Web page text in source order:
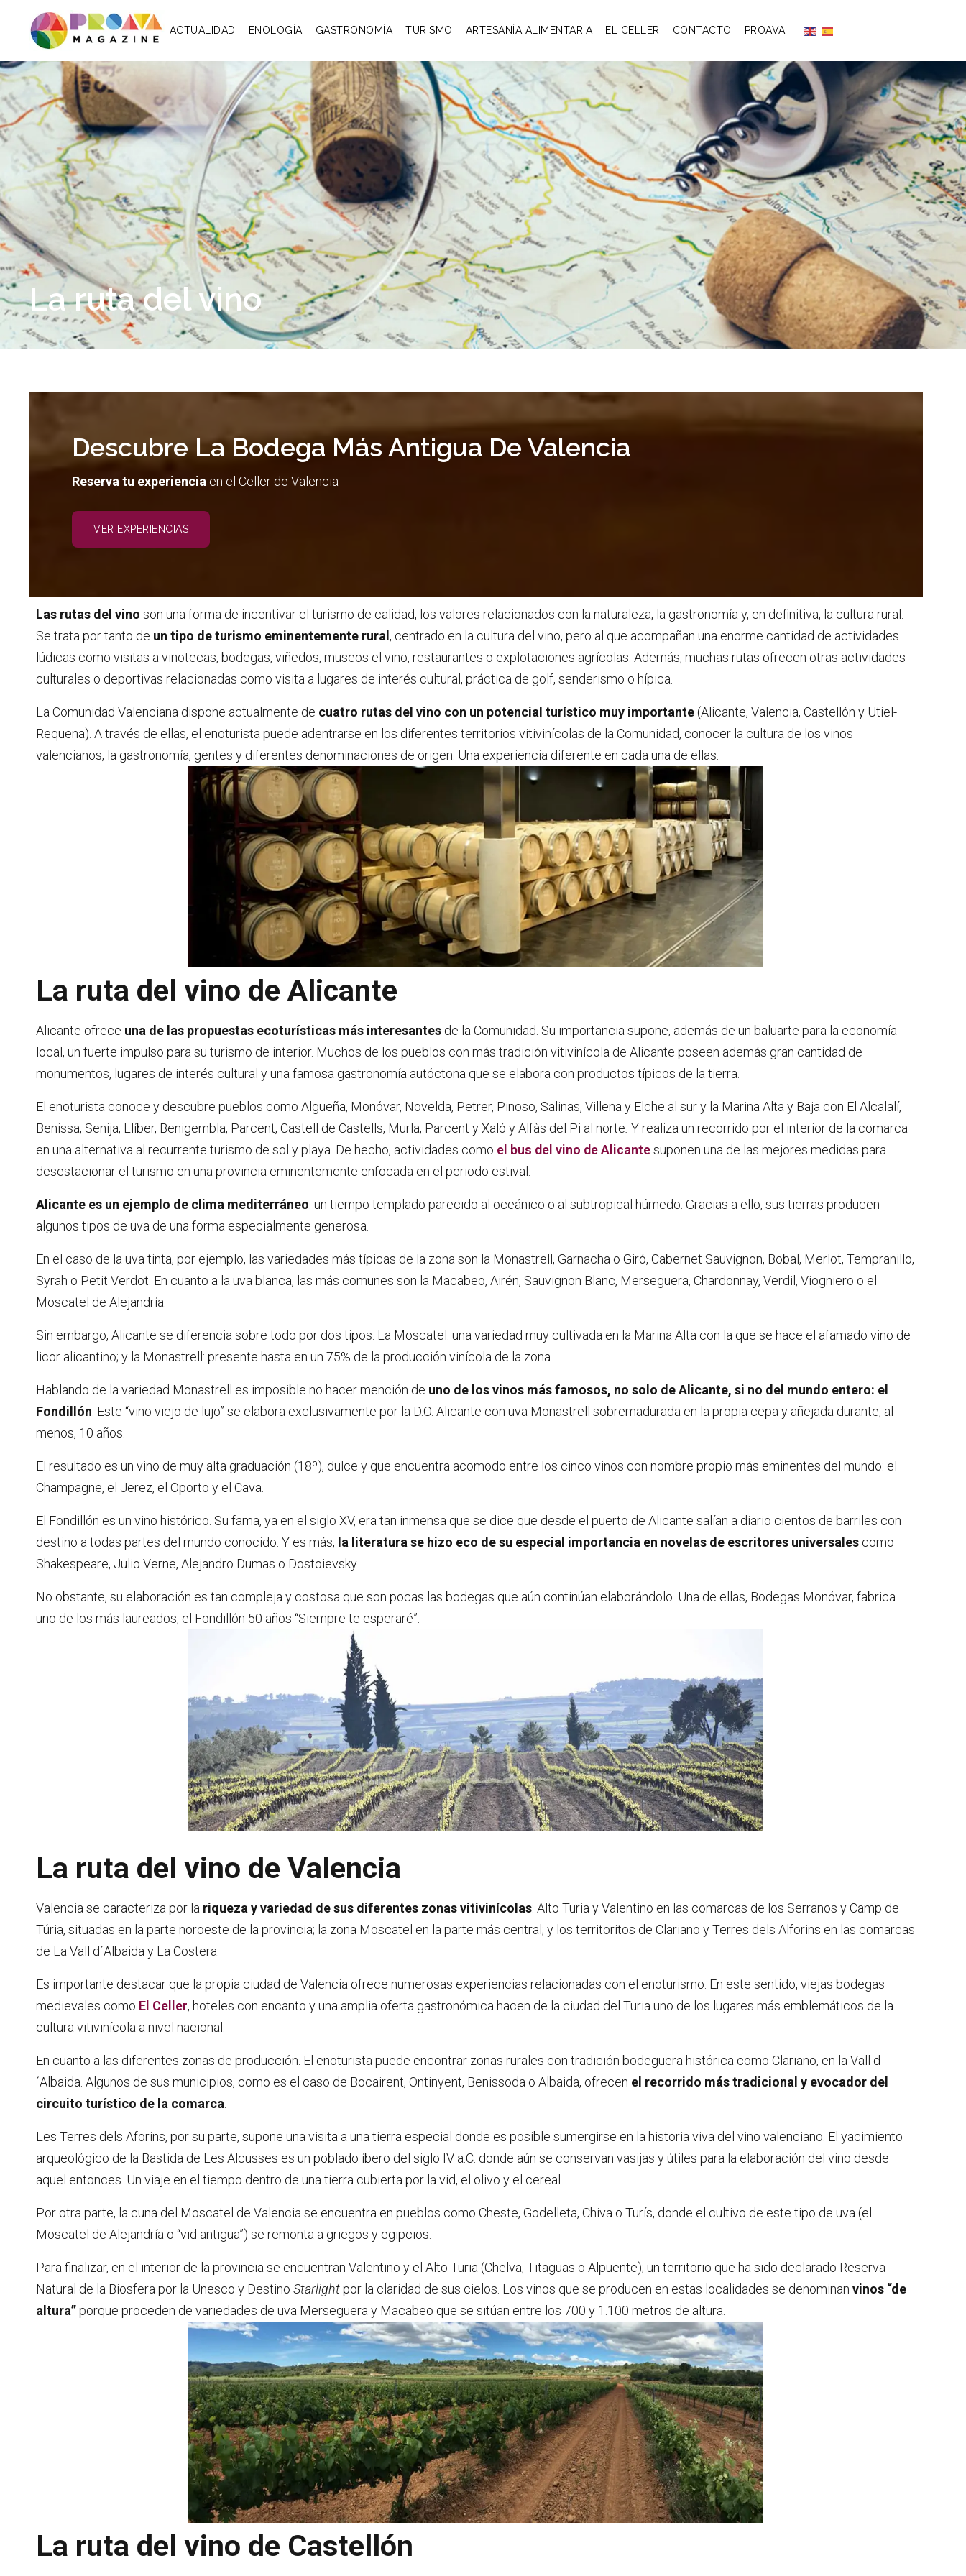
ACTUALIDAD ENOLOGÍA GASTRONOMÍA TURISMO ARTESANÍA ALIMENTARIA EL CELLER CONTACTO PROAVA
La ruta del vino
Descubre La Bodega Más Antigua De Valencia
Reserva tu experiencia en el Celler de Valencia
VER EXPERIENCIAS
Las rutas del vino son una forma de incentivar el turismo de calidad, los valores relacionados con la naturaleza, la gastronomía y, en definitiva, la cultura rural.
Se trata por tanto de un tipo de turismo eminentemente rural , centrado en la cultura del vino, pero al que acompañan una enorme cantidad de actividades
lúdicas como visitas a vinotecas, bodegas, viñedos, museos el vino, restaurantes o explotaciones agrícolas. Además, muchas rutas ofrecen otras actividades
culturales o deportivas relacionadas como visita a lugares de interés cultural, práctica de golf, senderismo o hípica.
La Comunidad Valenciana dispone actualmente de cuatro rutas del vino con un potencial turístico muy importante (Alicante, Valencia, Castellón y Utiel-
Requena). A través de ellas, el enoturista puede adentrarse en los diferentes territorios vitivinícolas de la Comunidad, conocer la cultura de los vinos
valencianos, la gastronomía, gentes y diferentes denominaciones de origen. Una experiencia diferente en cada una de ellas.
La ruta del vino de Alicante
Alicante ofrece una de las propuestas ecoturísticas más interesantes de la Comunidad. Su importancia supone, además de un baluarte para la economía
local, un fuerte impulso para su turismo de interior. Muchos de los pueblos con más tradición vitivinícola de Alicante poseen además gran cantidad de
monumentos, lugares de interés cultural y una famosa gastronomía autóctona que se elabora con productos típicos de la tierra.
El enoturista conoce y descubre pueblos como Algueña, Monóvar, Novelda, Petrer, Pinoso, Salinas, Villena y Elche al sur y la Marina Alta y Baja con El Alcalalí,
Benissa, Senija, Llíber, Benigembla, Parcent, Castell de Castells, Murla, Parcent y Xaló y Alfàs del Pi al norte Y realiza un recorrido por el interior de la comarca
en una alternativa al recurrente turismo de sol y playa. De hecho, actividades como el bus del vino de Alicantesuponen una de las mejores medidas para
desestacionar el turismo en una provincia eminentemente enfocada en el periodo estival.
Alicante es un ejemplo de clima mediterráneo: un tiempo templado parecido al oceánico o al subtropical húmedo. Gracias a ello, sus tierras producen
algunos tipos de uva de una forma especialmente generosa.
En el caso de la uva tinta, por ejemplo, las variedades más típicas de la zona son la Monastrell, Garnacha o Giró, Cabernet Sauvignon, Bobal, Merlot, Tempranillo,
Syrah o Petit Verdot. En cuanto a la uva blanca, las más comunes son la Macabeo, Airén, Sauvignon Blanc, Merseguera, Chardonnay, Verdil, Viogniero o el
Moscatel de Alejandría.
Sin embargo, Alicante se diferencia sobre todo por dos tipos: La Moscatel: una variedad muy cultivada en la Marina Alta con la que se hace el afamado vino de
licor alicantino; y la Monastrell: presente hasta en un 75% de la producción vinícola de la zona.
Hablando de la variedad Monastrell es imposible no hacer mención de uno de los vinos más famosos, no solo de Alicante, si no del mundo entero: el
Fondillón . Este “vino viejo de lujo” se elabora exclusivamente por la D.O. Alicante con uva Monastrell sobremadurada en la propia cepa y añejada durante, al
menos, 10 años.
El resultado es un vino de muy alta graduación (18º), dulce y que encuentra acomodo entre los cinco vinos con nombre propio más eminentes del mundo: el
Champagne, el Jerez, el Oporto y el Cava.
El Fondillón es un vino histórico. Su fama, ya en el siglo XV, era tan inmensa que se dice que desde el puerto de Alicante salían a diario cientos de barriles con
destino a todas partes del mundo conocido. Y es más, la literatura se hizo eco de su especial importancia en novelas de escritores universales como
Shakespeare, Julio Verne, Alejandro Dumas o Dostoievsky.
No obstante, su elaboración es tan compleja y costosa que son pocas las bodegas que aún continúan elaborándolo. Una de ellas, Bodegas Monóvar, fabrica
uno de los más laureados, el Fondillón 50 años “Siempre te esperaré”.
La ruta del vino de Valencia
Valencia se caracteriza por la riqueza y variedad de sus diferentes zonas vitivinícolas: Alto Turia y Valentino en las comarcas de los Serranos y Camp de
Túria, situadas en la parte noroeste de la provincia; la zona Moscatel en la parte más central; y los territoritos de Clariano y Terres dels Alforins en las comarcas
de La Vall d´Albaida y La Costera.
Es importante destacar que la propia ciudad de Valencia ofrece numerosas experiencias relacionadas con el enoturismo. En este sentido, viejas bodegas
medievales como El Celler, hoteles con encanto y una amplia oferta gastronómica hacen de la ciudad del Turia uno de los lugares más emblemáticos de la
cultura vitivinícola a nivel nacional.
En cuanto a las diferentes zonas de producción. El enoturista puede encontrar zonas rurales con tradición bodeguera histórica como Clariano, en la Vall d
´Albaida. Algunos de sus municipios, como es el caso de Bocairent, Ontinyent, Benissoda o Albaida, ofrecen el recorrido más tradicional y evocador del
circuito turístico de la comarca
Les Terres dels Aforins, por su parte, supone una visita a una tierra especial donde es posible sumergirse en la historia viva del vino valenciano. El yacimiento
arqueológico de la Bastida de Les Alcusses es un poblado íbero del siglo IV a.C. donde aún se conservan vasijas y útiles para la elaboración del vino desde
aquel entonces. Un viaje en el tiempo dentro de una tierra cubierta por la vid, el olivo y el cereal.
Por otra parte, la cuna del Moscatel de Valencia se encuentra en pueblos como Cheste, Godelleta, Chiva o Turís, donde el cultivo de este tipo de uva (el
Moscatel de Alejandría o “vid antigua”) se remonta a griegos y egipcios.
Para finalizar, en el interior de la provincia se encuentran Valentino y el Alto Turia (Chelva, Titaguas o Alpuente); un territorio que ha sido declarado Reserva
Natural de la Biosfera por la Unesco y Destino Starlightpor la claridad de sus cielos. Los vinos que se producen en estas localidades se denominan vinos “de
altura”porque proceden de variedades de uva Merseguera y Macabeo que se sitúan entre los 700 y 1.100 metros de altura.
La ruta del vino de Castellón